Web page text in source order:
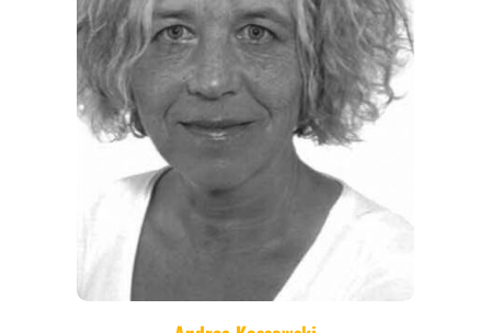
REISEMAGAZINE
THEMEN
ANGEBOTE